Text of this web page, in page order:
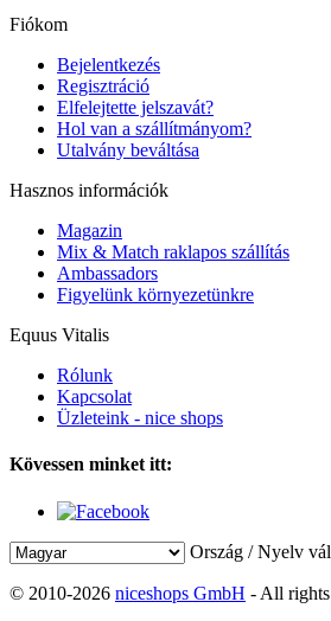
Fiókom
Bejelentkezés
Regisztráció
Elfelejtette jelszavát?
Hol van a szállítmányom?
Utalvány beváltása
Hasznos információk
Magazin
Mix & Match raklapos szállítás
Ambassadors
Figyelünk környezetünkre
Equus Vitalis
Rólunk
Kapcsolat
Üzleteink - nice shops
Kövessen minket itt:
Ország / Nyelv
© 2010-2026 niceshops GmbH - All rights